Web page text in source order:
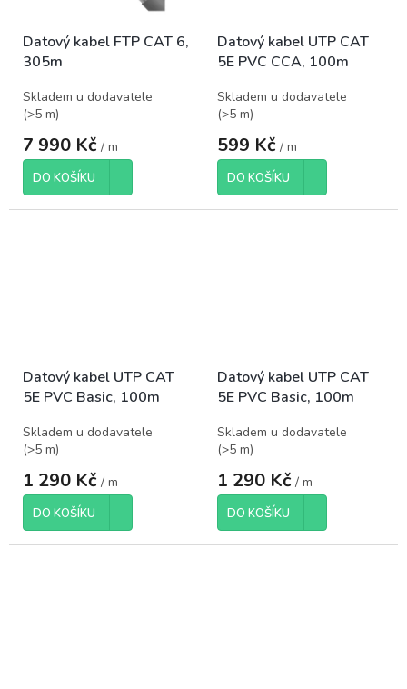
Datový kabel FTP CAT 6,
305m
Skladem u dodavatele
(>5 m)
7 990 Kč / m
DO KOŠÍKU
Datový kabel UTP CAT
5E PVC CCA, 100m
Skladem u dodavatele
(>5 m)
599 Kč / m
DO KOŠÍKU
Datový kabel UTP CAT
5E PVC Basic, 100m
Skladem u dodavatele
(>5 m)
1 290 Kč / m
DO KOŠÍKU
Datový kabel UTP CAT
5E PVC Basic, 100m
Skladem u dodavatele
(>5 m)
1 290 Kč / m
DO KOŠÍKU